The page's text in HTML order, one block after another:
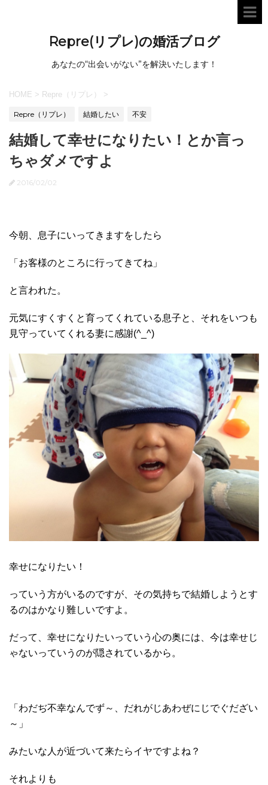
Repre(リプレ)の婚活ブログ
あなたの“出会いがない”を解決いたします！
HOME > Repre（リプレ） >
Repre（リプレ） 結婚したい 不安
結婚して幸せになりたい！とか言っ
ちゃダメですよ
2016/02/02
今朝、息子にいってきますをしたら
「お客様のところに行ってきてね」
と言われた。
元気にすくすくと育ってくれている息子と、それをいつも
見守っていてくれる妻に感謝(^_^)
幸せになりたい！
っていう方がいるのですが、その気持ちで結婚しようとす
るのはかなり難しいですよ。
だって、幸せになりたいっていう心の奥には、今は幸せじ
ゃないっていうのが隠されているから。
「わだぢ不幸なんでず～、だれがじあわぜにじでぐだざい
～」
みたいな人が近づいて来たらイヤですよね？
それよりも